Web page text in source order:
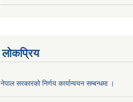
लोकप्रिय
नेपाल सरकारको निर्णय कार्यान्वयन सम्बन्धमा ।